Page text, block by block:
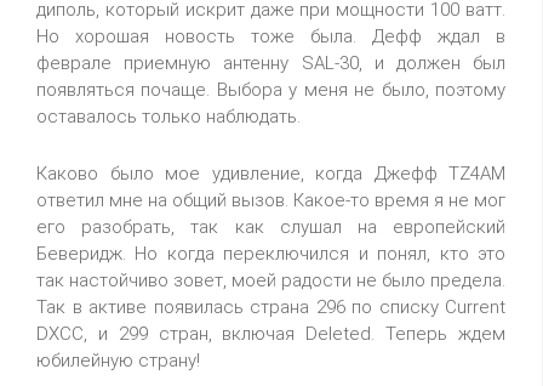
диполь, который искрит даже при мощности 100 ватт.
Но хорошая новость тоже была. Дефф ждал в
феврале приемную антенну SAL-30, и должен был
появляться почаще. Выбора у меня не было, поэтому
оставалось только наблюдать.
Каково было мое удивление, когда Джефф TZ4AM
ответил мне на общий вызов. Какое-то время я не мог
его разобрать, так как слушал на европейский
Беверидж. Но когда переключился и понял, кто это
так настойчиво зовет, моей радости не было предела.
Так в активе появилась страна 296 по списку Current
DXCC, и 299 стран, включая Deleted. Теперь ждем
юбилейную страну!